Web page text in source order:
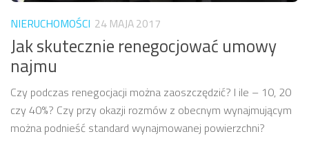
NIERUCHOMOŚCI 24 MAJA 2017
Jak skutecznie renegocjować umowy
najmu
Czy podczas renegocjacji można zaoszczędzić? I ile – 10, 20
czy 40%? Czy przy okazji rozmów z obecnym wynajmującym
można podnieść standard wynajmowanej powierzchni?